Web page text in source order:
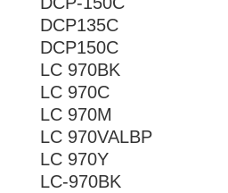
DCP135C
DCP150C
LC 970BK
LC 970C
LC 970M
LC 970VALBP
LC 970Y
LC-970BK